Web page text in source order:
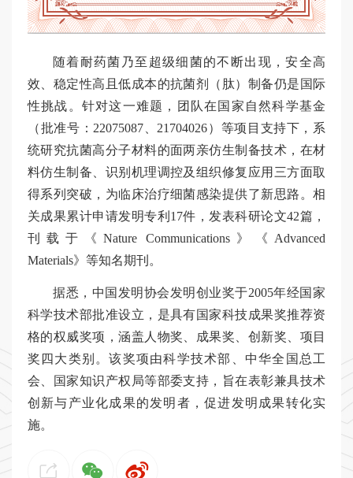
随着耐药菌乃至超级细菌的不断出现，安全高
效、稳定性高且低成本的抗菌剂（肽）制备仍是国际
性挑战。针对这一难题，团队在国家自然科学基金
（批准号：22075087、21704026）等项目支持下，系
统研究抗菌高分子材料的面两亲仿生制备技术，在材
料仿生制备、识别机理调控及组织修复应用三方面取
得系列突破，为临床治疗细菌感染提供了新思路。相
关成果累计申请发明专利17件，发表科研论文42篇，
刊载于《Nature Communications》《Advanced
Materials》等知名期刊。
据悉，中国发明协会发明创业奖于2005年经国家
科学技术部批准设立，是具有国家科技成果奖推荐资
格的权威奖项，涵盖人物奖、成果奖、创新奖、项目
奖四大类别。该奖项由科学技术部、中华全国总工
会、国家知识产权局等部委支持，旨在表彰兼具技术
创新与产业化成果的发明者，促进发明成果转化实
施。